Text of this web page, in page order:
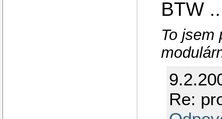
BTW
To jsem
Re: